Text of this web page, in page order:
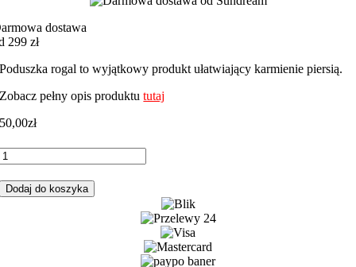
dostawa
299 zł
Poduszka rogal to wyjątkowy produkt ułatwiający karmienie piersią.
Zobacz pełny opis produktututaj
50,00zł
Dodaj do koszyka